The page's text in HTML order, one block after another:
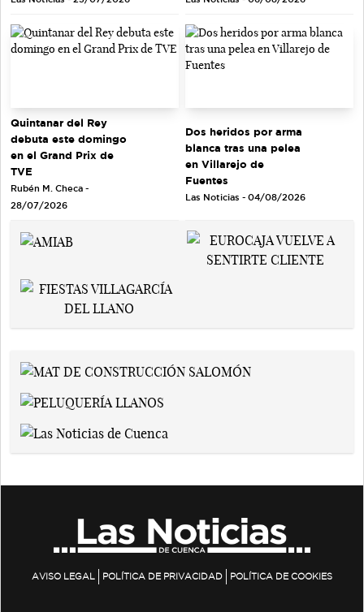
Quintanar del Rey
debuta este domingo
en el Grand Prix de
TVE
Rubén M. Checa -
28/07/2026
Dos heridos por arma
blanca tras una pelea
en Villarejo de
Fuentes
Las Noticias - 04/08/2026
AVISO LEGAL POLÍTICA DE PRIVACIDAD POLÍTICA DE COOKIES